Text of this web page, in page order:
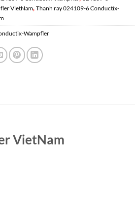
VietNam, Thanh ray 024109-6 Conductix-
Wampfler
VietNam